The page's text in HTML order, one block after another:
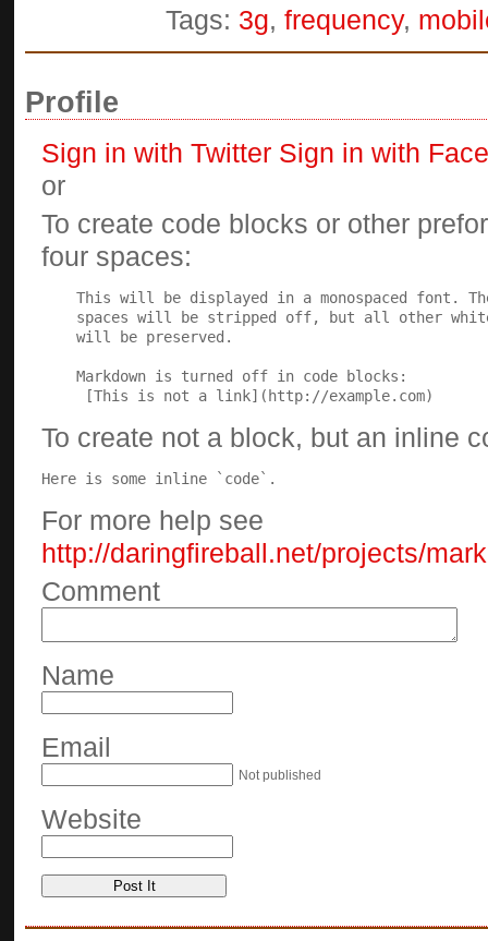
Tags: 3g, frequency,
Profile
Sign in with Twitter Sign in with
or
To create code blocks or other
four spaces:
To create not a block, but an inline
Here is some inline `code`.
For more help see
http://daringfireball.net/projects/
Comment
Name
Email
Not published
Website